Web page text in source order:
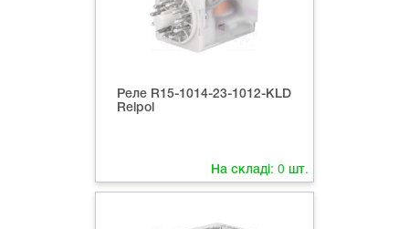
Реле R15-1014-23-1012-КLD
Relpol
На складі: 0 шт.